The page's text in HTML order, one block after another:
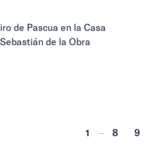
de Pascua en la Casa
de la Obra
1 8 9